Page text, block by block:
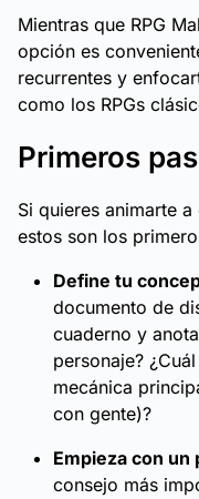
Mientras que RPG
opción es
recurrentes y
como los RPGs
Primeros
Si quieres animarte
estos son los
Define tu
documento de
cuaderno y
personaje?
mecánica
con gente)?
Empieza con
consejo más